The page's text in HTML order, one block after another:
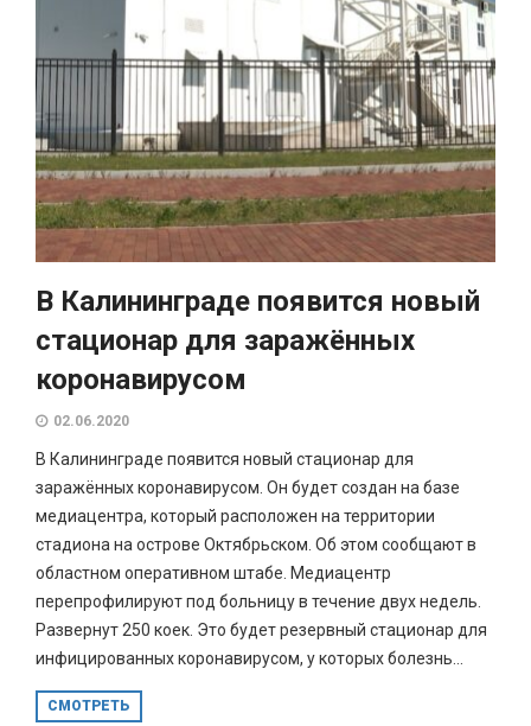
В Калининграде появится новый
стационар для заражённых
коронавирусом
02.06.2020
В Калининграде появится новый стационар для
заражённых коронавирусом. Он будет создан на базе
медиацентра, который расположен на территории
стадиона на острове Октябрьском. Об этом сообщают в
областном оперативном штабе. Медиацентр
перепрофилируют под больницу в течение двух недель.
Развернут 250 коек. Это будет резервный стационар для
инфицированных коронавирусом, у которых болезнь...
СМОТРЕТЬ